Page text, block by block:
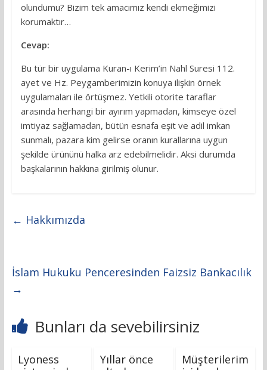
olundumu? Bizim tek amacımız kendi ekmeğimizi
korumaktır…
Cevap:
Bu tür bir uygulama Kuran-ı Kerim’in Nahl Suresi 112.
ayet ve Hz. Peygamberimizin konuya ilişkin örnek
uygulamaları ile örtüşmez. Yetkili otorite taraflar
arasında herhangi bir ayırım yapmadan, kimseye özel
imtiyaz sağlamadan, bütün esnafa eşit ve adil imkan
sunmalı, pazara kim gelirse oranın kurallarına uygun
şekilde ürününü halka arz edebilmelidir. Aksi durumda
başkalarının hakkına girilmiş olunur.
← Hakkımızda
İslam Hukuku Penceresinden Faizsiz Bankacılık
→
Bunları da sevebilirsiniz
Lyoness
Yıllar önce
Müşterilerim